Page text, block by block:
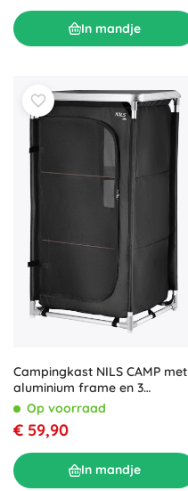
In mandje
Campingkast NILS CAMP met
aluminium frame en 3
legplanken
Op voorraad
€ 59,90
In mandje